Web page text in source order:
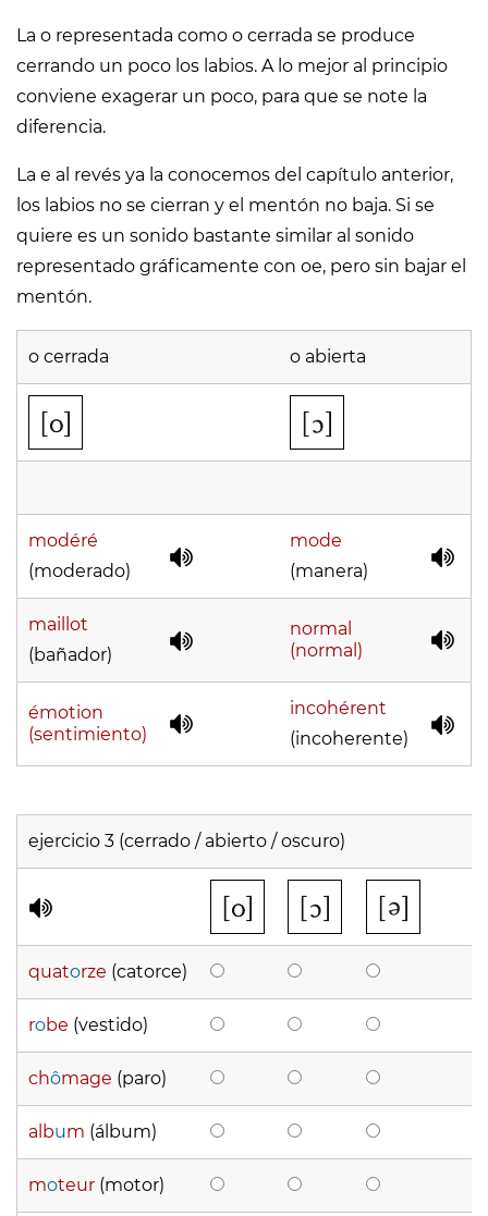
La o representada como o cerrada se produce
cerrando un poco los labios. A lo mejor al principio
conviene exagerar un poco, para que se note la
diferencia.
La e al revés ya la conocemos del capítulo anterior,
los labios no se cierran y el mentón no baja. Si se
quiere es un sonido bastante similar al sonido
representado gráficamente con oe, pero sin bajar el
mentón.
o cerrada o abierta
modéré
(moderado)
mode
(manera)
maillot
(bañador)
normal
(normal)
émotion
(sentimiento)
incohérent
(incoherente)
ejercicio 3 (cerrado / abierto / oscuro)
quatorze (catorce)
robe (vestido)
chômage (paro)
album (álbum)
moteur (motor)